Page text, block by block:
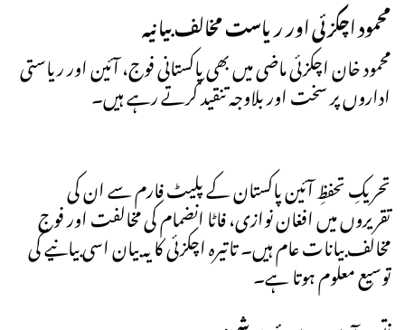
محمود اچکزئی اور ریاست مخالف بیانیہ
محمود خان اچکزئی ماضی میں بھی پاکستانی فوج، آئین اور ریاستی
اداروں پر سخت اور بلاوجہ تنقید کرتے رہے ہیں۔
تحریکِ تحفظِ آئین پاکستان کے پلیٹ فارم سے ان کی
تقریروں میں افغان نوازی، فاٹا انضمام کی مخالفت اور فوج
مخالف بیانات عام ہیں۔ تاتیرہ اچکزئی کا یہ بیان اسی بیانیے کی
توسیع معلوم ہوتا ہے۔